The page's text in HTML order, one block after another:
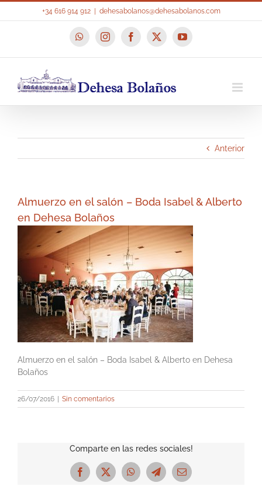
+34 616 914 912 dehesabolanos@dehesabolanos.com
WhatsAppInstagramFacebook
X YouTube
Anterior
Almuerzo en el salón – Boda Isabel & Alberto
en Dehesa Bolaños
Almuerzo en el salón – Boda Isabel & Alberto en Dehesa
Bolaños
26/07/2016 Sin comentarios
Comparte en las redes sociales!
Facebook
X WhatsAppTelegramCorreo